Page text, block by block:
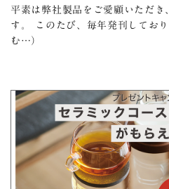
平素は弊社製品をご愛顧いただき
す。 このたび、毎年発刊してお
む…）